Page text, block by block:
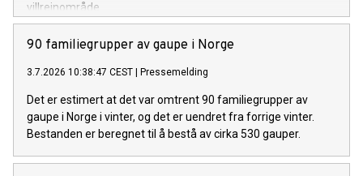
villreinområde.
90 familiegrupper av gaupe i Norge
3.7.2026 10:38:47 CEST Pressemelding
Det er estimert at det var omtrent 90 familiegrupper av
gaupe i Norge i vinter, og det er uendret fra forrige vinter.
Bestanden er beregnet til å bestå av cirka 530 gauper.